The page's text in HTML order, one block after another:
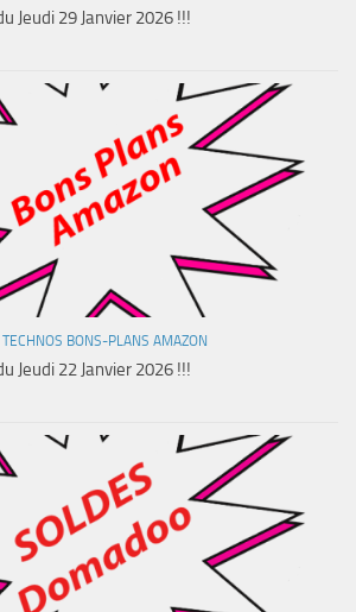
Jeudi 29 Janvier 2026 !!!
TECHNOS BONS-PLANS AMAZON
Jeudi 22 Janvier 2026 !!!